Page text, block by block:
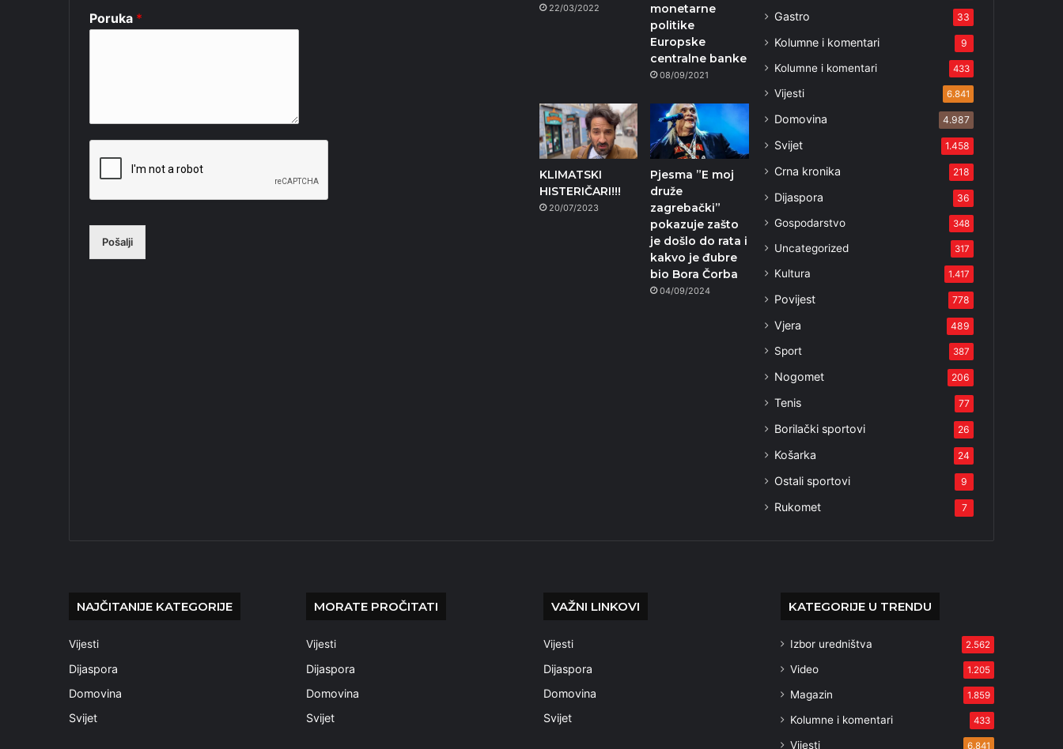
Poruka *
Pošalji
22/03/2022
monetarne
politike
Europske
centralne banke
08/09/2021
KLIMATSKI
HISTERIČARI!!!
20/07/2023
Pjesma ”E moj
druže
zagrebački”
pokazuje zašto
je došlo do rata i
kakvo je đubre
bio Bora Čorba
04/09/2024
Gastro 33
Kolumne i komentari 9
Kolumne i komentari 433
Vijesti 6.841
Domovina 4.987
Svijet 1.458
Crna kronika 218
Dijaspora 36
Gospodarstvo 348
Uncategorized 317
Kultura 1.417
Povijest 778
Vjera 489
Sport 387
Nogomet 206
Tenis 77
Borilački sportovi 26
Košarka 24
Ostali sportovi 9
Rukomet 7
NAJČITANIJE KATEGORIJE
Vijesti
Dijaspora
Domovina
Svijet
MORATE PROČITATI
Vijesti
Dijaspora
Domovina
Svijet
VAŽNI LINKOVI
Vijesti
Dijaspora
Domovina
Svijet
KATEGORIJE U TRENDU
Izbor uredništva 2.562
Video 1.205
Magazin 1.859
Kolumne i komentari 433
Vijesti 6.841